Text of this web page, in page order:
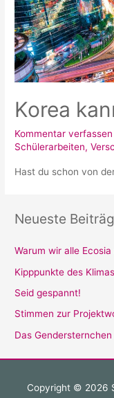
Korea
Kommentar verfassen
Schülerarbeiten,
Hast du schon von
Neueste
Warum wir alle
Kipppunkte des
Seid gespannt!
Stimmen zur
Das
Copyright © 2026